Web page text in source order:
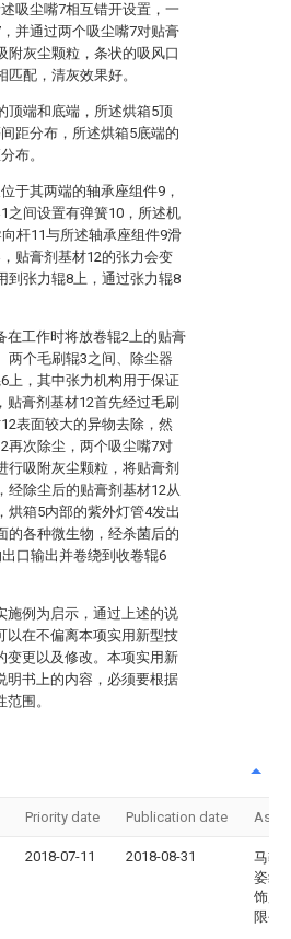
吸尘嘴7相互错开设置，一
并通过两个吸尘嘴7对贴膏
附灰尘颗粒，条状的吸风口
配，清灰效果好。
顶端和底端，所述烘箱5顶
距分布，所述烘箱5底端的
布。
于其两端的轴承座组件9，
之间设置有弹簧10，所述机
杆11与所述轴承座组件9滑
贴膏剂基材12的张力会变
到张力辊8上，通过张力辊8
在工作时将放卷辊2上的贴膏
两个毛刷辊3之间、除尘器
上，其中张力机构用于保证
膏剂基材12首先经过毛刷
表面较大的异物去除，然
再次除尘，两个吸尘嘴7对
行吸附灰尘颗粒，将贴膏剂
经除尘后的贴膏剂基材12从
烘箱5内部的紫外灯管4发出
的各种微生物，经杀菌后的
口输出并卷绕到收卷辊6
施例为启示，通过上述的说
以在不偏离本项实用新型技
变更以及修改。本项实用新
明书上的内容，必须要根据
围。
Priority date Publication date
2018-07-11 2018-08-31
马鞍
姿纺
饰用
限公